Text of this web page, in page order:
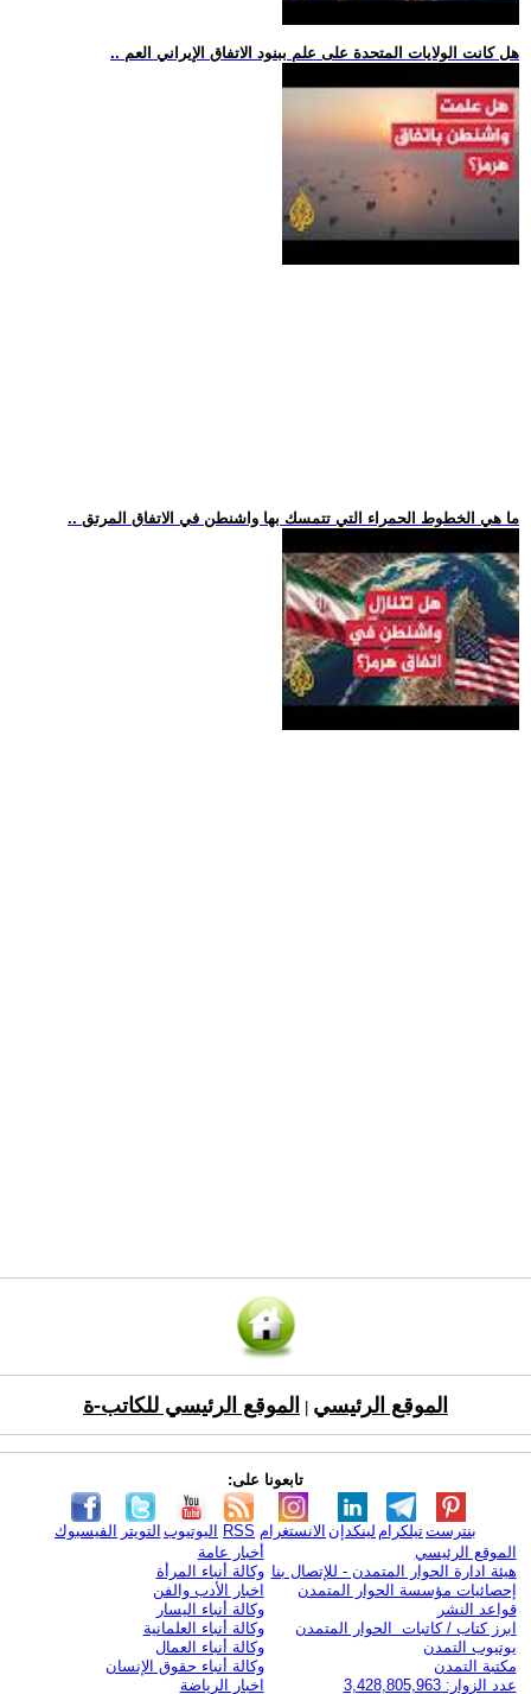
.. هل كانت الولايات المتحدة على علم ببنود الاتفاق الإيراني العم
.. ما هي الخطوط الحمراء التي تتمسك بها واشنطن في الاتفاق المرتق
الموقع الرئيسي الموقع الرئيسي للكاتب-ة
تابعونا على:
الفيسبوك التويتر اليوتيوب RSS الانستغرام لينكدإن تيلكرامبنترست
الموقع الرئيسي
هيئة ادارة الحوار المتمدن - للإتصال بنا
إحصائيات مؤسسة الحوار المتمدن
قواعد النشر
ابرز كتاب / كاتبات الحوار المتمدن
يوتيوب التمدن
مكتبة التمدن
عدد الزوار: 3,428,805,963
أخبار عامة
وكالة أنباء المرأة
اخبار الأدب والفن
وكالة أنباء اليسار
وكالة أنباء العلمانية
وكالة أنباء العمال
وكالة أنباء حقوق الإنسان
اخبار الرياضة